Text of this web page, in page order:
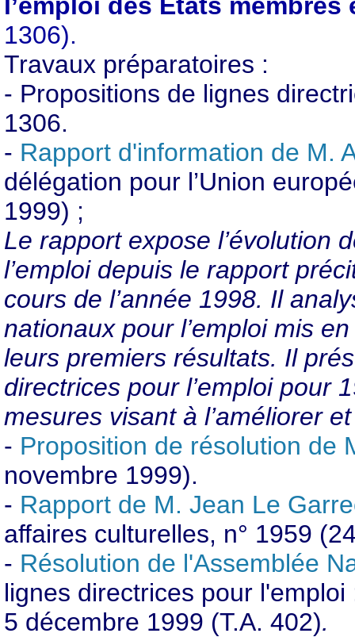
1306).
Travaux préparatoires :
- Propositions de lignes
1306.
- Rapport d'information de M.
délégation pour l’Union
1999) ;
Le rapport expose l’évolution
l’emploi depuis le rapport
cours de l’année 1998. Il
nationaux pour l’emploi mis
leurs premiers résultats. Il
directrices pour l’emploi pour
mesures visant à l’améliorer
- Proposition de résolution de
novembre 1999).
- Rapport de M. Jean Le
affaires culturelles, n° 1959
- Résolution de l'Assemblée
lignes directrices pour
5 décembre 1999 (T.A. 402).